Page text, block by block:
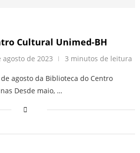
Cultural Unimed-BH
agosto de 2023 3 minutos de leitura
agosto da Biblioteca do Centro
Desde maio, …